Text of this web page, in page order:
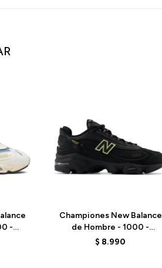
-
Championes New Balance
de Hombre - 1000 -
M1000BBV - ELD
$ 8.990